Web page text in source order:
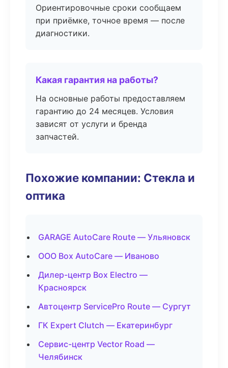
Ориентировочные сроки сообщаем
при приёмке, точное время — после
диагностики.
Какая гарантия на работы?
На основные работы предоставляем
гарантию до 24 месяцев. Условия
зависят от услуги и бренда
запчастей.
Похожие компании: Стекла и
оптика
GARAGE AutoCare Route — Ульяновск
ООО Box AutoCare — Иваново
Дилер-центр Box Electro —
Красноярск
Автоцентр ServicePro Route — Сургут
ГК Expert Clutch — Екатеринбург
Сервис-центр Vector Road —
Челябинск